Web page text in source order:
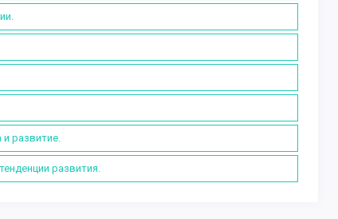
развитие.
развития.